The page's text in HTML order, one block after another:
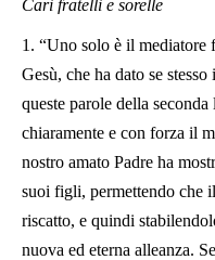
Cari fratelli e sorelle
1. “Uno solo è il
Gesù, che ha dato se
queste parole della
chiaramente e con forza il
nostro amato Padre ha
suoi figli, permettendo che
riscatto, e quindi
nuova ed eterna alleanza.